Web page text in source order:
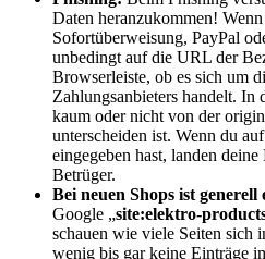
Daten heranzukommen!
Sofortüberweisung, PayPal
unbedingt auf die URL der
Browserleiste, ob es sich um
Zahlungsanbieters handelt. In
kaum oder nicht von der
unterscheiden ist. Wenn du
eingegeben hast, landen
Betrüger.
Bei neuen Shops ist
Google „site:elektro-
schauen wie viele Seiten sich
wenig bis gar keine Einträge